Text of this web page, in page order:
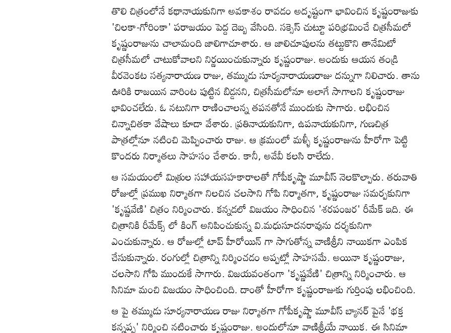
తొలి చిత్రంలోనే కథానాయకునిగా అవకాశం రావడం అదృష్టంగా భావించిన కృష్ణంరాజుకు
'చిలకా-గోరింకా' పరాజయం పెద్ద దెబ్బ వేసింది. సక్సెస్ చుట్టూ పరిభ్రమించే చిత్రసీమలో
కృష్ణంరాజును చాలామంది జాలిగాచూశారు. ఆ జాలిచూపులను తట్టుకొని తానేమిటో
చిత్రసీమలో చాటుకోవాలని నిర్ణయించుకున్నారు కృష్ణంరాజు. అందుకు ఆయన తండ్రి
వీరవెంకట సత్యనారాయణ రాజు, తమ్ముడు సూర్యనారాయణరాజు దన్నుగా నిలిచారు. తాను
ఊరికి రాజయిన వారింట పుట్టిన బిడ్డనని, చిత్రసీమలోనూ అలాగే సాగాలని కృష్ణంరాజు
భావించలేదు. ఓ నటునిగా రాణించాలన్న తపనతోనే ముందుకు సాగారు. లభించిన
చిన్నాచితకా వేషాలు కూడా వేశారు. ప్రతినాయకునిగా, ఉపనాయకునిగా, గుణచిత్ర
పాత్రల్లోనూ నటించి మెప్పించారు రాజు. ఆ క్రమంలో మళ్ళీ కృష్ణంరాజును హీరోగా పెట్టి
కొందరు నిర్మాతలు సాహసం చేశారు. కానీ, అవేవీ కలసి రాలేదు.
ఆ సమయంలో మిత్రుల సహాయసహకారాలతో గోపీకృష్ణా మూవీస్ నెలకొల్పారు. తరువాతి
రోజుల్లో ప్రముఖ నిర్మాతగా నిలచిన చలసాని గోపి నిర్మాతగా, కృష్ణంరాజు సమర్పకునిగా
'కృష్ణవేణి' చిత్రం నిర్మించారు. కన్నడలో విజయం సాధించిన 'శరపంజర' రీమేక్ ఇది. ఈ
చిత్రానికి రీమేక్స్ లో కింగ్ అనిపించుకున్న వి.మధుసూదనరావును దర్శకునిగా
ఎంచుకున్నారు. ఆ రోజుల్లో టాప్ హీరోయిన్ గా సాగుతోన్న వాణిశ్రీని నాయికగా ఎంపిక
చేసుకున్నారు. రంగుల్లో చిత్రాన్ని నిర్మించడం అప్పట్లో సాహసమే. అయినా కృష్ణంరాజు,
చలసాని గోపి ముందుకే సాగారు. విజయవంతంగా 'కృష్ణవేణి' చిత్రాన్ని నిర్మించారు. ఆ
సినిమా మంచి విజయం సాధించింది. దాంతో హీరోగా కృష్ణంరాజుకు గుర్తింపు లభించింది.
ఆ పై తమ్ముడు సూర్యనారాయణ రాజు నిర్మాతగా గోపీకృష్ణా మూవీస్ బ్యానర్ పైనే 'భక్త
కన్నప్ప' నిర్మించి నటించారు కృష్ణంరాజు. అందులోనూ వాణిశ్రీయే నాయిక. ఈ సినిమా